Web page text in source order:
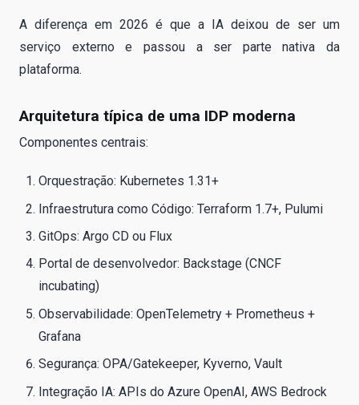
A diferença em 2026 é que a IA deixou de ser um
serviço externo e passou a ser parte nativa da
plataforma.
Arquitetura típica de uma IDP moderna
Componentes centrais:
Orquestração: Kubernetes 1.31+
Infraestrutura como Código: Terraform 1.7+, Pulumi
GitOps: Argo CD ou Flux
Portal de desenvolvedor: Backstage (CNCF
incubating)
Observabilidade: OpenTelemetry + Prometheus +
Grafana
Segurança: OPA/Gatekeeper, Kyverno, Vault
Integração IA: APIs do Azure OpenAI, AWS Bedrock